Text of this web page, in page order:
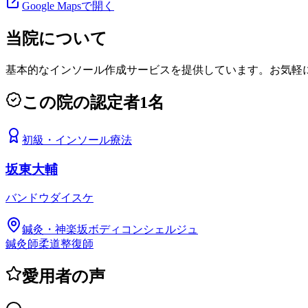
Google Mapsで開く
当院について
基本的なインソール作成サービスを提供しています。お気軽
この院の認定者1名
初級 ・ インソール療法
坂東大輔
バンドウダイスケ
鍼灸・神楽坂ボディコンシェルジュ
鍼灸師柔道整復師
愛用者の声